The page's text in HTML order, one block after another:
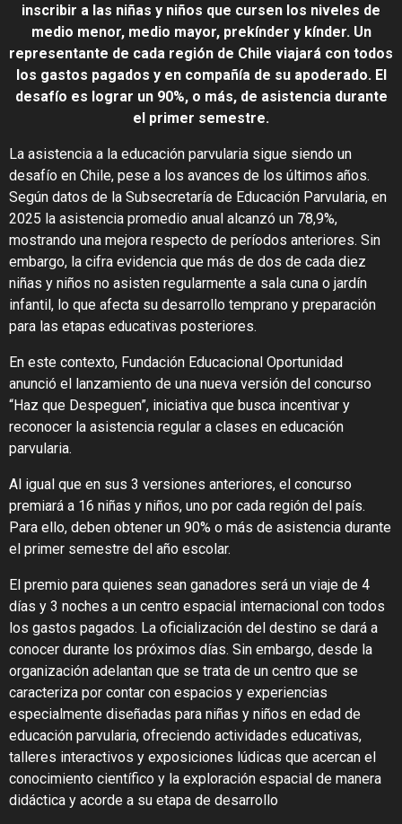
inscribir a las niñas y niños que cursen los niveles de
medio menor, medio mayor, prekínder y kínder. Un
representante de cada región de Chile viajará con todos
los gastos pagados y en compañía de su apoderado. El
desafío es lograr un 90%, o más, de asistencia durante
el primer semestre.
La asistencia a la educación parvularia sigue siendo un
desafío en Chile, pese a los avances de los últimos años.
Según datos de la Subsecretaría de Educación Parvularia, en
2025 la asistencia promedio anual alcanzó un 78,9%,
mostrando una mejora respecto de períodos anteriores. Sin
embargo, la cifra evidencia que más de dos de cada diez
niñas y niños no asisten regularmente a sala cuna o jardín
infantil, lo que afecta su desarrollo temprano y preparación
para las etapas educativas posteriores.
En este contexto, Fundación Educacional Oportunidad
anunció el lanzamiento de una nueva versión del concurso
“Haz que Despeguen”, iniciativa que busca incentivar y
reconocer la asistencia regular a clases en educación
parvularia.
Al igual que en sus 3 versiones anteriores, el concurso
premiará a 16 niñas y niños, uno por cada región del país.
Para ello, deben obtener un 90% o más de asistencia durante
el primer semestre del año escolar.
El premio para quienes sean ganadores será un viaje de 4
días y 3 noches a un centro espacial internacional con todos
los gastos pagados. La oficialización del destino se dará a
conocer durante los próximos días. Sin embargo, desde la
organización adelantan que se trata de un centro que se
caracteriza por contar con espacios y experiencias
especialmente diseñadas para niñas y niños en edad de
educación parvularia, ofreciendo actividades educativas,
talleres interactivos y exposiciones lúdicas que acercan el
conocimiento científico y la exploración espacial de manera
didáctica y acorde a su etapa de desarrollo